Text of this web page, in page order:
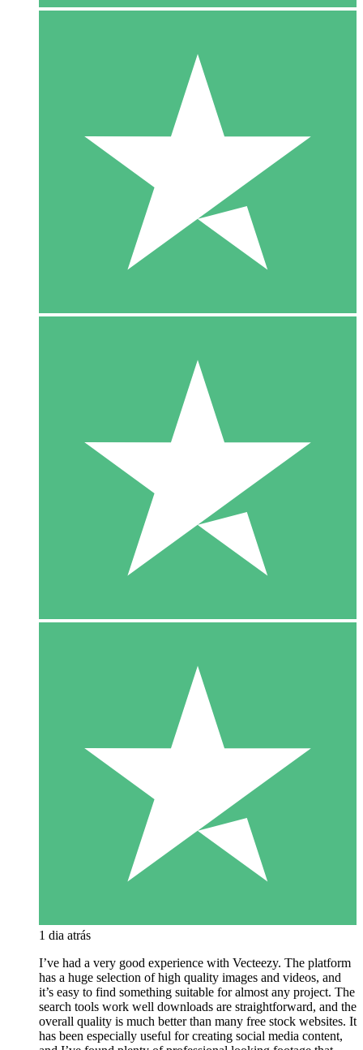
1 dia atrás
I’ve had a very good experience with Vecteezy. The platform
has a huge selection of high quality images and videos, and
it’s easy to find something suitable for almost any project. The
search tools work well downloads are straightforward, and the
overall quality is much better than many free stock websites. It
has been especially useful for creating social media content,